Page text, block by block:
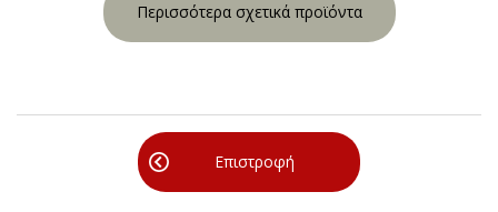
Περισσότερα σχετικά προϊόντα
Επιστροφή